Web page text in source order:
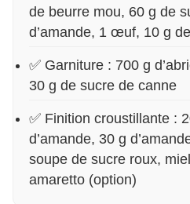
de beurre mou, 60 g de
d’amande, 1 œuf, 10 g
✅ Garniture : 700 g
30 g de sucre de canne
✅ Finition croustillante :
d’amande, 30 g
soupe de sucre roux,
amaretto (option)